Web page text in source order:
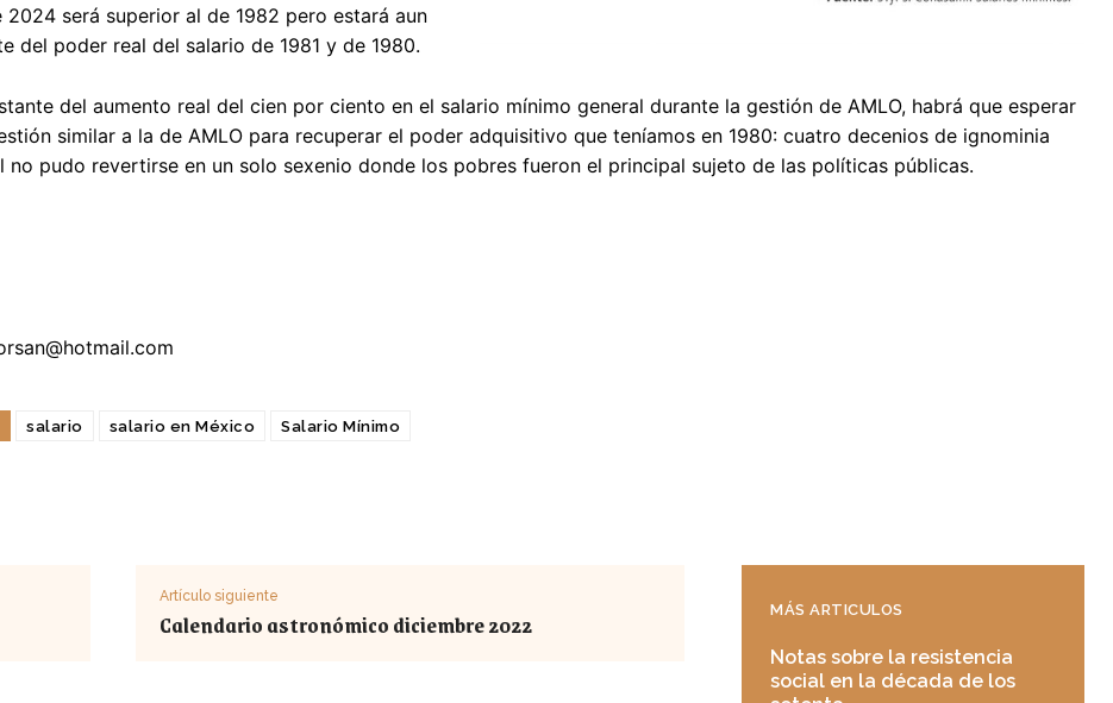
2024 será superior al de 1982 pero estará aun
del poder real del salario de 1981 y de 1980.
del aumento real del cien por ciento en el salario mínimo general durante la gestión de AMLO, habrá que esperar
similar a la de AMLO para recuperar el poder adquisitivo que teníamos en 1980: cuatro decenios de ignominia
no pudo revertirse en un solo sexenio donde los pobres fueron el principal sujeto de las políticas públicas.
salario salario en México Salario Mínimo
Artículo siguiente
Calendario astronómico diciembre 2022 MÁS ARTICULOS
Notas sobre la resistencia
social en la década de los